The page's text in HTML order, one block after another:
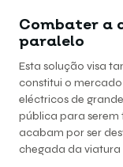
Combater a
paralelo
Esta solução visa
constitui o
eléctricos de
pública para serem
acabam por ser
chegada da